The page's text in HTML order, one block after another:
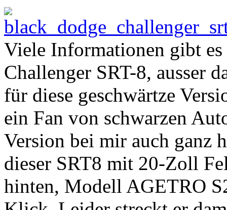
Viele Informationen gibt
Challenger SRT-8, ausser
für diese geschwärtze
ein Fan von schwarzen
Version bei mir auch ganz
dieser SRT8 mit 20-Zoll
hinten, Modell AGETRO